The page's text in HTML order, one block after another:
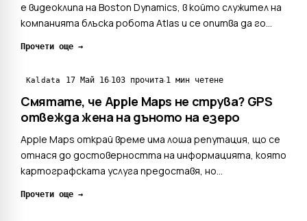
е видеоклипа на Boston Dynamics, в който служител на
компанията блъска робота Atlas и се опитва да го
производство на военни роботи Boston Dynamics.
Toyo...
Прочети още →
Kaldata 17 Май 16·103 прочита·1 мин четене
Смятате, че Apple Maps не струва? GPS
отвежда жена на дъното на езеро
Apple Maps открай време има лоша репутация, що се
отнася до достоверността на информацията, която
картографската услуга предоставя, но
толкова ненадеждна.Пример - тази червена Toyota
Прочети още →